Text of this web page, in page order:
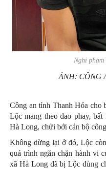
Nghi
ẢNH: CÔNG
Công an tỉnh Thanh Hóa cho
Lộc mang theo dao phay,
Hà Long, chửi bới cán bộ
Không dừng lại ở đó, Lộc
quá trình ngăn chặn hành vi
xã Hà Long đã bị Lộc dùng